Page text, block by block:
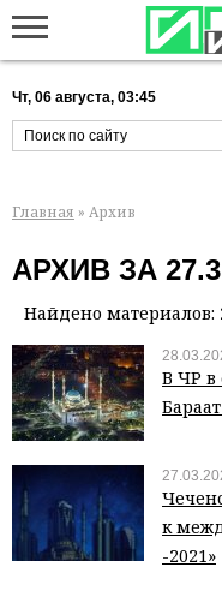
Чт, 06 августа, 03:45
Главная » Архив
АРХИВ ЗА
Найдено материалов:
В ЧР в
к
-2021»